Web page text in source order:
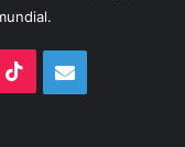
TikTokCorreo